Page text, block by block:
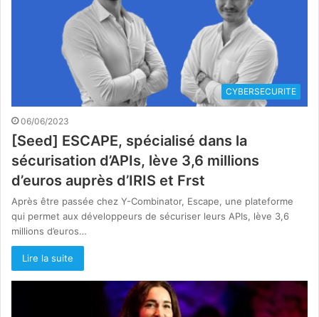
CYBERSECURITE
06/06/2023
[Seed] ESCAPE, spécialisé dans la
sécurisation d’APIs, lève 3,6 millions
d’euros auprès d’IRIS et Frst
Après être passée chez Y-Combinator, Escape, une plateforme
qui permet aux développeurs de sécuriser leurs APIs, lève 3,6
millions d’euros…
Lire la suite